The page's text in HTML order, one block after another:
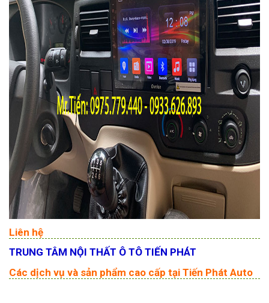
Liên hệ
TRUNG TÂM NỘI THẤT Ô TÔ TIẾN PHÁT
Các dịch vụ và sản phẩm cao cấp tại Tiến Phát Auto